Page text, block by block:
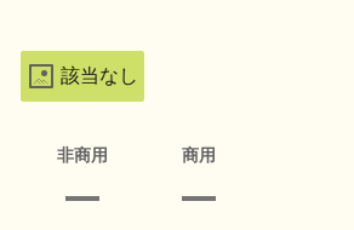
該当なし
非商用 商用